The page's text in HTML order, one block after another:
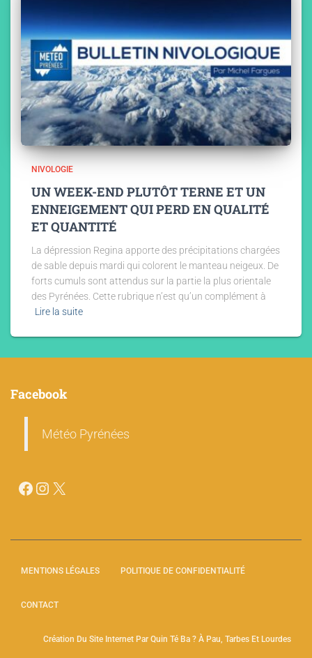
NIVOLOGIE
UN WEEK-END PLUTÔT TERNE ET UN
ENNEIGEMENT QUI PERD EN QUALITÉ
ET QUANTITÉ
La dépression Regina apporte des précipitations chargées
de sable depuis mardi qui colorent le manteau neigeux. De
forts cumuls sont attendus sur la partie la plus orientale
des Pyrénées. Cette rubrique n’est qu’un complément à
Lire la suite
Facebook
Météo Pyrénées
MENTIONS LÉGALES POLITIQUE DE CONFIDENTIALITÉ
CONTACT
Création Du Site Internet Par Quin Té Ba ? À Pau, Tarbes Et Lourdes